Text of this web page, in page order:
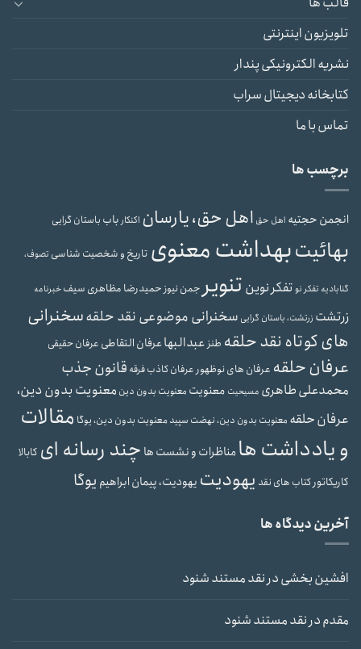
تلویزیون اینترنتی
نشریه الکترونیکی پندار
کتابخانه دیجیتال سراب
تماس با ما
برچسب ها
انجمن حجتیه اهل حق اهل حق، یارسان اکنکارباب باستان گرایی
بهائیتبهداشت معنوی تاریخ و شخصیت شناسی تصوف،
گنابادیه تفکر نوتفکر نوین تنویر جمن نیوز حمیدرضا مظاهری سیفخبرنامه
زرتشت زرتشت، باستان گرایی سخنرانی موضوعی نقد حلقهسخنرانی
های کوتاه نقد حلقه طنز عبدالبهاعرفان التقاطی عرفان حقیقی
عرفان حلقه عرفان های نوظهور عرفان کاذبفرقه قانون جذب
محمدعلی طاهری مسیحیت معنویت معنویت بدون دین معنویت بدون دین،
عرفان حلقه معنویت بدون دین، نهضت سپیدمعنویت بدون دین، یوگا مقالات
و یادداشت هامناظرات و نشست ها چند رسانه ای کابالا
کاریکاتور کتاب های نقد یهودیت یهودیت، پیمان ابراهیم یوگا
آخرین دیدگاه ها
افشین بخشیدرنقد مستند شنود
مقدمدرنقد مستند شنود